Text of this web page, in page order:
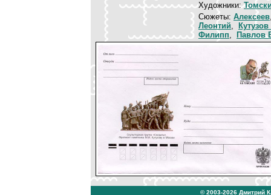
Художники:
Сюжеты: Алексеев
Леонтий,
Филипп, Павлов
© 2003-2026 Дмитрий